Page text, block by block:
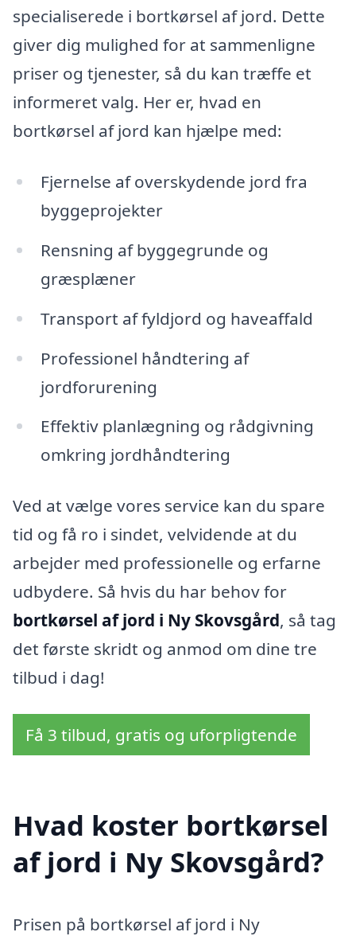
specialiserede i bortkørsel af jord. Dette
giver dig mulighed for at sammenligne
priser og tjenester, så du kan træffe et
informeret valg. Her er, hvad en
bortkørsel af jord kan hjælpe med:
Fjernelse af overskydende jord fra
byggeprojekter
Rensning af byggegrunde og
græsplæner
Transport af fyldjord og haveaffald
Professionel håndtering af
jordforurening
Effektiv planlægning og rådgivning
omkring jordhåndtering
Ved at vælge vores service kan du spare
tid og få ro i sindet, velvidende at du
arbejder med professionelle og erfarne
udbydere. Så hvis du har behov for
bortkørsel af jord i Ny Skovsgård, så tag
det første skridt og anmod om dine tre
tilbud i dag!
Få 3 tilbud, gratis og uforpligtende
Hvad koster bortkørsel
af jord i Ny Skovsgård?
Prisen på bortkørsel af jord i Ny